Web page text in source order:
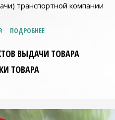
транспортной компании
ПОДРОБНЕЕ
ВЫДАЧИ ТОВАРА
ТОВАРА